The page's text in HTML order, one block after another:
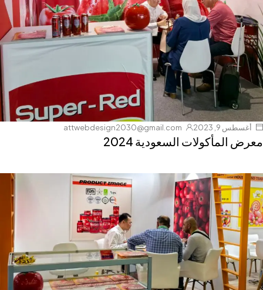
أغسطس 9, 2023 attwebdesign2030@gmail.com
معرض المأكولات السعودية 2024